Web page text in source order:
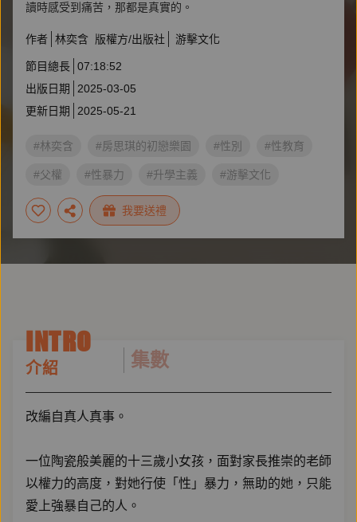
讀時感受到痛苦，那都是真實的。
作者 林奕含 版權方/出版社 游擊文化
節目總長 07:18:52
出版日期
2025-03-05
更新日期
2025-05-21
#林奕含 #房思琪的初戀樂園 #性別 #性教育
#父權 #性暴力 #升學主義 #游擊文化
我要送禮
INTRO
介紹 集數
改編自真人真事。
一位陶瓷般美麗的十三歲小女孩，面對家長推崇的老師
以權力的高度，對她行使「性」暴力，無助的她，只能
愛上強暴自己的人。